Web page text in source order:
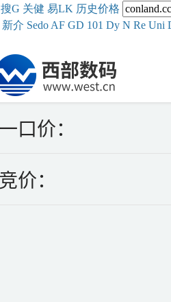
搜G 关健 易LK 历史价格
新介 Sedo AF GD 101 Dy N Re Uni